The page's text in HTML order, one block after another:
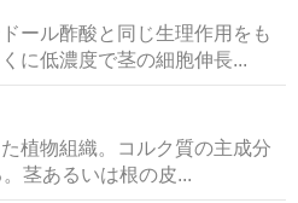
ール酢酸と同じ生理作用をも
に低濃度で茎の細胞伸長...
植物組織。コルク質の主成分
茎あるいは根の皮...